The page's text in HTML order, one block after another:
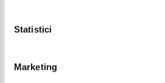
Statistici
Marketing